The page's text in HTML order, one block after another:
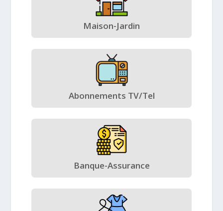
Maison-Jardin
Abonnements TV/Tel
Banque-Assurance